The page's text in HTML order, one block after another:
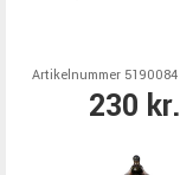
Artikelnummer 5190084
230 kr.